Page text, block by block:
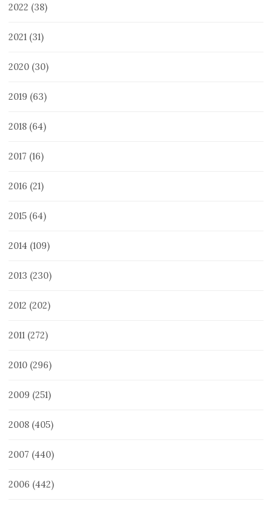
2022 (38)
2021 (31)
2020 (30)
2019 (63)
2018 (64)
2017 (16)
2016 (21)
2015 (64)
2014 (109)
2013 (230)
2012 (202)
2011 (272)
2010 (296)
2009 (251)
2008 (405)
2007 (440)
2006 (442)